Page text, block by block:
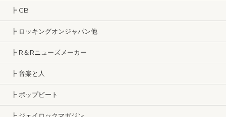
┣ GB
┣ ロッキングオンジャパン他
┣ R＆Rニューズメーカー
┣ 音楽と人
┣ ポップビート